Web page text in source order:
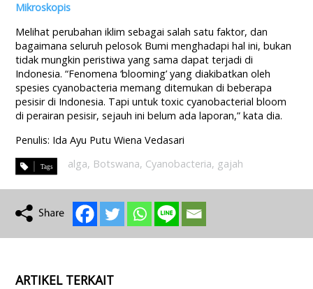
Mikroskopis
Melihat perubahan iklim sebagai salah satu faktor, dan
bagaimana seluruh pelosok Bumi menghadapi hal ini, bukan
tidak mungkin peristiwa yang sama dapat terjadi di
Indonesia. “Fenomena ‘blooming’ yang diakibatkan oleh
spesies cyanobacteria memang ditemukan di beberapa
pesisir di Indonesia. Tapi untuk toxic cyanobacterial bloom
di perairan pesisir, sejauh ini belum ada laporan,” kata dia.
Penulis: Ida Ayu Putu Wiena Vedasari
alga, Botswana, Cyanobacteria, gajah
ARTIKEL TERKAIT